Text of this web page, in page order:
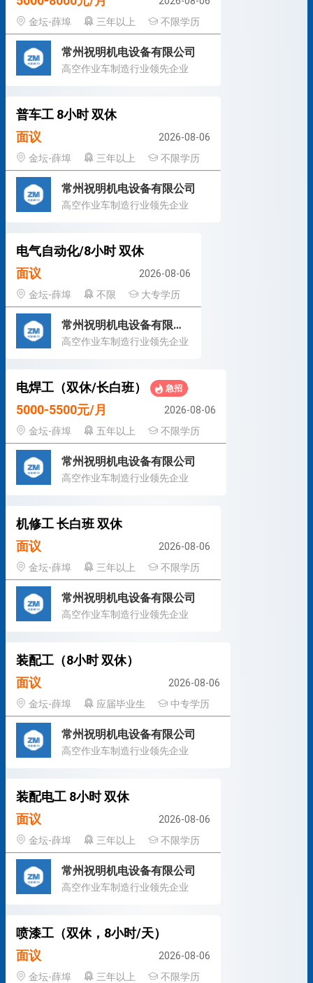
金坛-薛埠
三年以上 不限学历
常州祝明机电设备有限公司
高空作业车制造行业领先企业
普车工 8小时 双休
面议
2026-08-06
金坛-薛埠
三年以上 不限学历
常州祝明机电设备有限公司
高空作业车制造行业领先企业
电气自动化/8小时 双休
面议
2026-08-06
金坛-薛埠
不限 大专学历
常州祝明机电设备有限公司
高空作业车制造行业领先企业
电焊工（双休/长白班） 急招
5000-5500元/月
2026-08-06
金坛-薛埠
五年以上 不限学历
常州祝明机电设备有限公司
高空作业车制造行业领先企业
机修工 长白班 双休
面议
2026-08-06
金坛-薛埠
三年以上 不限学历
常州祝明机电设备有限公司
高空作业车制造行业领先企业
装配工（8小时 双休）
面议
2026-08-06
金坛-薛埠
应届毕业生 中专学历
常州祝明机电设备有限公司
高空作业车制造行业领先企业
装配电工 8小时 双休
面议
2026-08-06
金坛-薛埠
三年以上 不限学历
常州祝明机电设备有限公司
高空作业车制造行业领先企业
喷漆工（双休，8小时/天）
面议
2026-08-06
金坛-薛埠
三年以上 不限学历